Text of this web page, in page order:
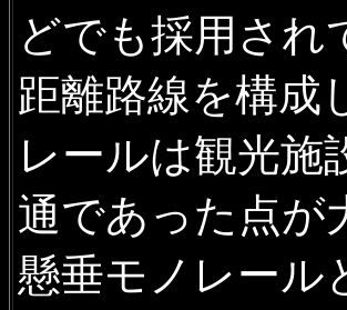
どでも採用され
距離路線を構成
レールは観光施
通であった点が
懸垂モノレール